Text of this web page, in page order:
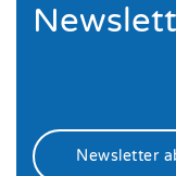
Newsletter